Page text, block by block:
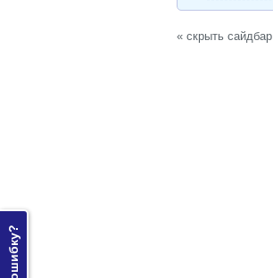
« скрыть сайдбар